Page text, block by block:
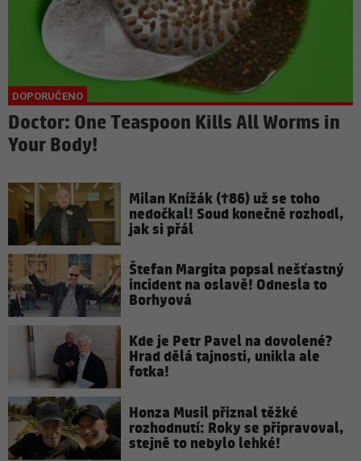
Doctor: One Teaspoon Kills All Worms in
Your Body!
Milan Knížák (†86) už se toho
nedočkal! Soud konečně rozhodl,
jak si přál
Štefan Margita popsal nešťastný
incident na oslavě! Odnesla to
Borhyová
Kde je Petr Pavel na dovolené?
Hrad dělá tajnosti, unikla ale
fotka!
Honza Musil přiznal těžké
rozhodnutí: Roky se připravoval,
stejně to nebylo lehké!